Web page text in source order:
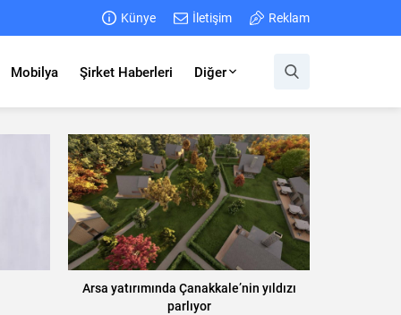
Künye İletişim Reklam
Mobilya Şirket Haberleri Diğer
Arsa yatırımında Çanakkale’nin yıldızı
parlıyor